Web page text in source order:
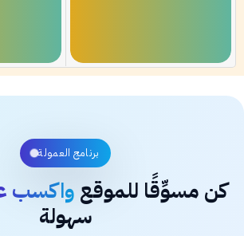
برنامج العمولة
كن مسوِّقًا للموقع واكسب
سهولة